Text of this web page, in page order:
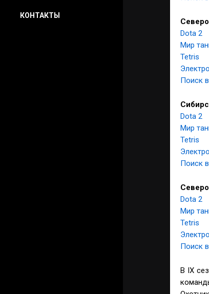
КОНТАКТЫ
Dota 2
Мир
Tetris
Поиск
Dota 2
Мир
Tetris
Поиск
Dota 2
Мир
Tetris
Поиск
В IX